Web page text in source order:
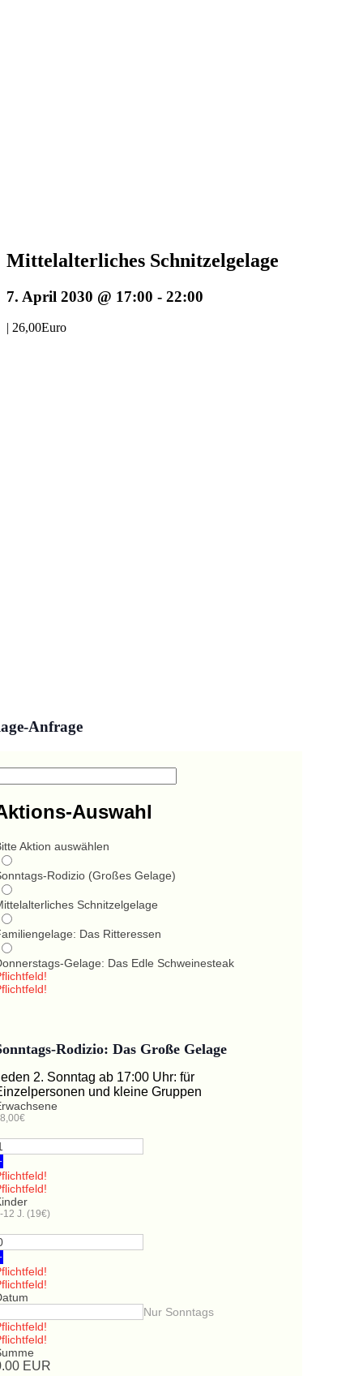
Mittelalterliches Schnitzelgelage
7. April 2030 @ 17:00 - 22:00
| 26,00Euro
Anfrage
Auswahl
Aktion auswählen
Rodizio (Großes Gelage)
Schnitzelgelage
Das Ritteressen
Gelage: Das Edle Schweinesteak
Rodizio: Das Große Gelage
2. Sonntag ab 17:00 Uhr: für
und kleine Gruppen
12 J. (19€)
Nur Sonntags
EUR